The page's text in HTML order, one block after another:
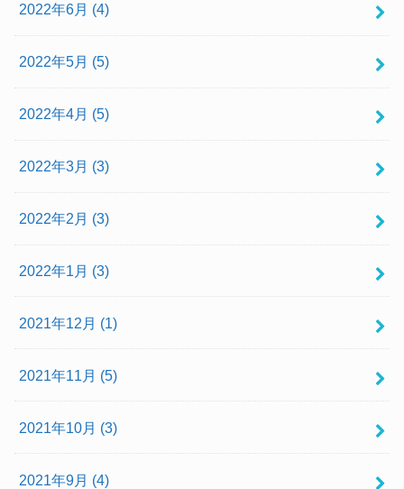
2022年6月 (4)
2022年5月 (5)
2022年4月 (5)
2022年3月 (3)
2022年2月 (3)
2022年1月 (3)
2021年12月 (1)
2021年11月 (5)
2021年10月 (3)
2021年9月 (4)